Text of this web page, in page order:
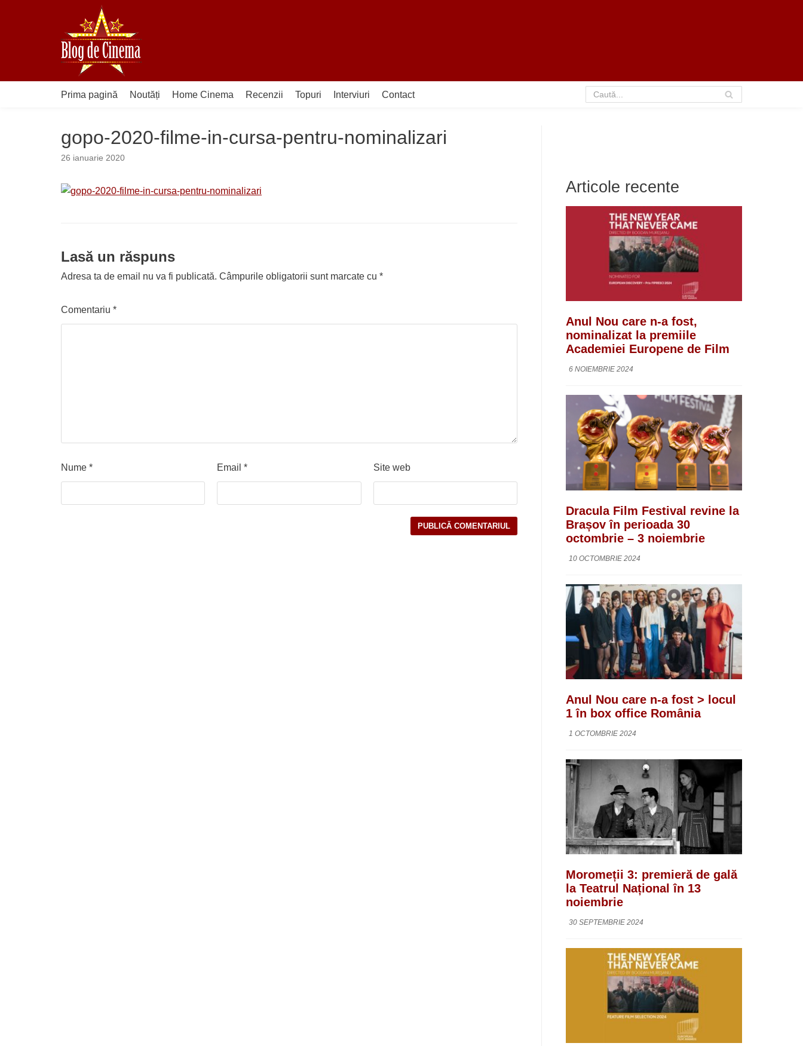
Prima pagină Noutăți Home Cinema Recenzii Topuri Interviuri Contact
gopo-2020-filme-in-cursa-pentru-nominalizari
26 ianuarie 2020
Lasă un răspuns
Adresa ta de email nu va fi publicată. Câmpurile obligatorii sunt marcate cu *
Comentariu *
Nume * Email* Site web
Articole recente
Anul Nou care n-a fost,
nominalizat la premiile
Academiei Europene de Film
6 NOIEMBRIE 2024
Dracula Film Festival revine la
Brașov în perioada 30
octombrie – 3 noiembrie
10 OCTOMBRIE 2024
Anul Nou care n-a fost > locul
1 în box office România
1 OCTOMBRIE 2024
Moromeții 3: premieră de gală
la Teatrul Național în 13
noiembrie
30 SEPTEMBRIE 2024